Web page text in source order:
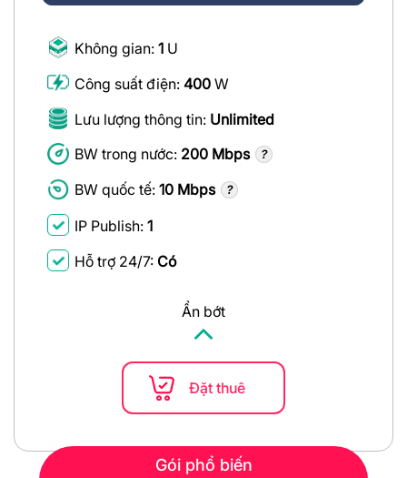
Không gian: 1 U
Công suất điện: 400 W
Lưu lượng thông tin: Unlimited
BW trong nước: 200 Mbps
BW quốc tế: 10 Mbps
IP Publish: 1
Hỗ trợ 24/7: Có
Ẩn bớt
Đặt thuê
Gói phổ biến